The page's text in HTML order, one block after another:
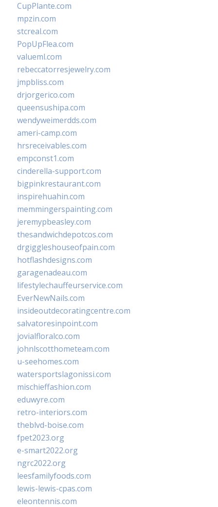
CupPlante.com
mpzin.com
stcreal.com
PopUpFlea.com
valueml.com
rebeccatorresjewelry.com
jmpbliss.com
drjorgerico.com
queensushipa.com
wendyweimerdds.com
ameri-camp.com
hrsreceivables.com
empconst1.com
cinderella-support.com
bigpinkrestaurant.com
inspirehuahin.com
memmingerspainting.com
jeremypbeasley.com
thesandwichdepotcos.com
drgiggleshouseofpain.com
hotflashdesigns.com
garagenadeau.com
lifestylechauffeurservice.com
EverNewNails.com
insideoutdecoratingcentre.com
salvatoresinpoint.com
jovialfloralco.com
johnlscotthometeam.com
u-seehomes.com
watersportslagonissi.com
mischieffashion.com
eduwyre.com
retro-interiors.com
theblvd-boise.com
fpet2023.org
e-smart2022.org
ngrc2022.org
leesfamilyfoods.com
lewis-lewis-cpas.com
eleontennis.com